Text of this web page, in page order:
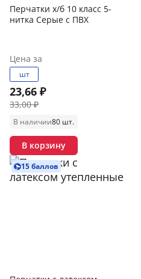
Перчатки х/б 10 класс 5-
нитка Серые с ПВХ
Цена за
шт
23,66 ₽
33,00 ₽
В наличии80 шт.
В корзину
15 баллов